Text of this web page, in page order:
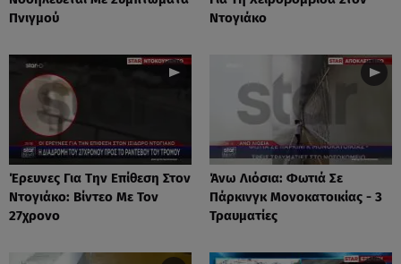
Πνιγμού
Ντογιάκο
Έρευνες Για Την Επίθεση Στον
Ντογιάκο: Βίντεο Με Τον
27χρονο
Άνω Λιόσια: Φωτιά Σε
Πάρκινγκ Μονοκατοικίας - 3
Τραυματίες